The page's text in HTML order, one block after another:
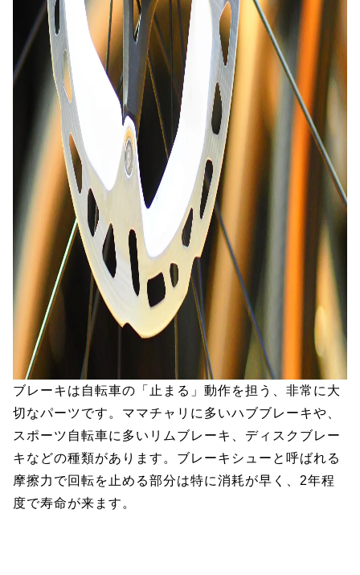
ブレーキは自転車の「止まる」動作を担う、非常に大
切なパーツです。ママチャリに多いハブブレーキや、
スポーツ自転車に多いリムブレーキ、ディスクブレー
キなどの種類があります。ブレーキシューと呼ばれる
摩擦力で回転を止める部分は特に消耗が早く、2年程
度で寿命が来ます。